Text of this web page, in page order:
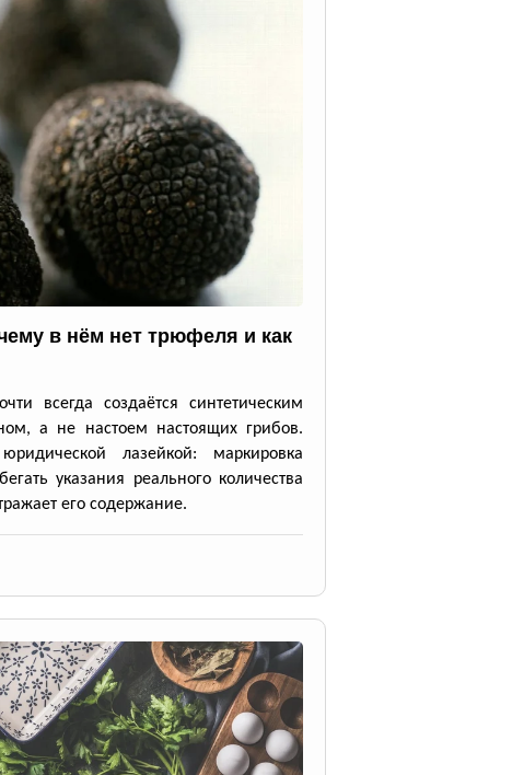
в нём нет трюфеля и как
всегда создаётся синтетическим
а не настоем настоящих грибов.
лазейкой: маркировка
указания реального количества
его содержание.